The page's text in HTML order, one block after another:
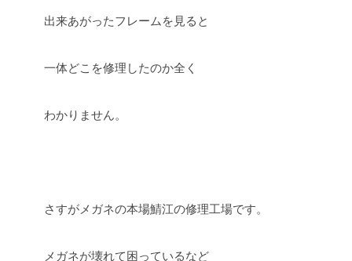
出来あがったフレームを見ると
一体どこを修理したのか全く
わかりません。
さすがメガネの本場鯖江の修理工場です。
メガネが壊れて困っているなど